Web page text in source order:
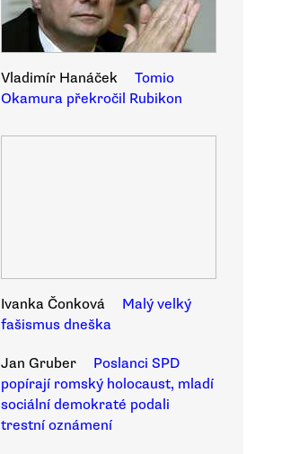
Vladimír Hanáček
Tomio
Okamura překročil Rubikon
Ivanka Čonková
Malý velký
fašismus dneška
Jan Gruber
Poslanci SPD
popírají romský holocaust, mladí
sociální demokraté podali
trestní oznámení